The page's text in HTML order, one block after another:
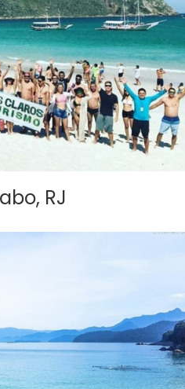
RJ